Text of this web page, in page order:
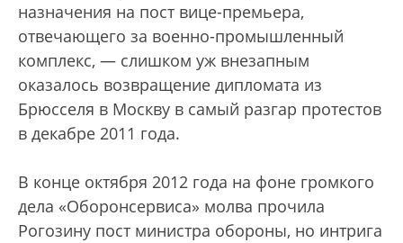
назначения на пост вице-премьера,
отвечающего за военно-промышленный
комплекс, — слишком уж внезапным
оказалось возвращение дипломата из
Брюсселя в Москву в самый разгар протестов
в декабре 2011 года.
В конце октября 2012 года на фоне громкого
дела «Оборонсервиса» молва прочила
Рогозину пост министра обороны, но интрига